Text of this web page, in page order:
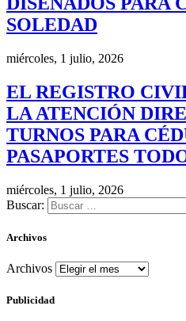
SOLEDAD
miércoles, 1 julio, 2026
EL REGISTRO
LA ATENCIÓN
TURNOS PARA
PASAPORTES
miércoles, 1 julio, 2026
Buscar:
Archivos
Archivos
Publicidad